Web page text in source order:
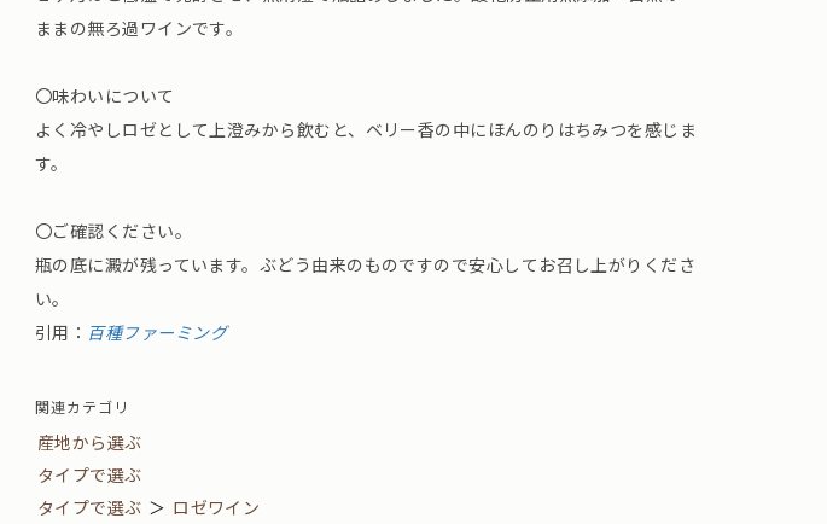
ままの無ろ過ワインです。
〇味わいについて
よく冷やしロゼとして上澄みから飲むと、ベリー香の中にほんのりはちみつを感じま
す。
〇ご確認ください。
瓶の底に澱が残っています。ぶどう由来のものですので安心してお召し上がりくださ
い。
引用： 百種ファーミング
関連カテゴリ
産地から選ぶ
タイプで選ぶ
タイプで選ぶ ＞ ロゼワイン